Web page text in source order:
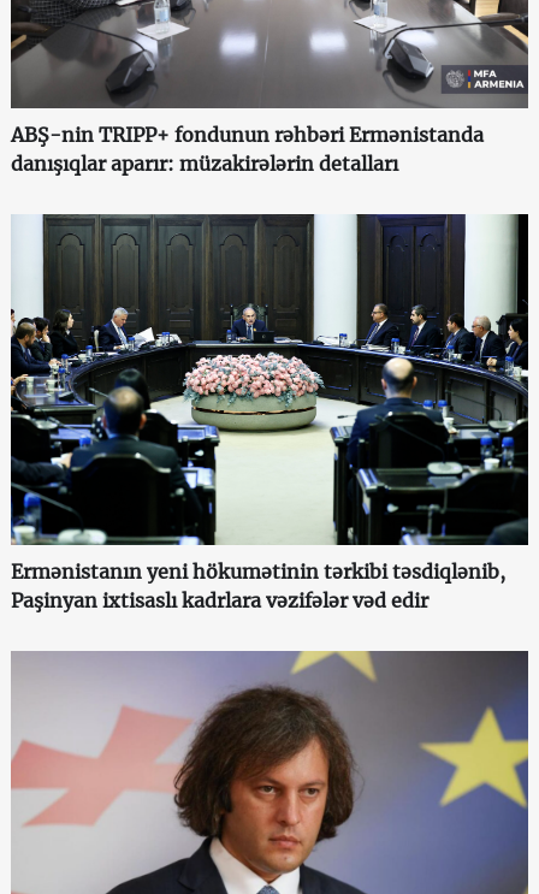
ABŞ-nin TRIPP+ fondunun rəhbəri Ermənistanda
danışıqlar aparır: müzakirələrin detalları
Ermənistanın yeni hökumətinin tərkibi təsdiqlənib,
Paşinyan ixtisaslı kadrlara vəzifələr vəd edir